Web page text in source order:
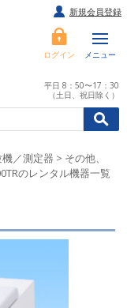
ログイン メニュー
平日 8：50〜17：30
（土日、祝日除く）
//
新規会員登録
／測定器 > その他、
のレンタル機器一覧